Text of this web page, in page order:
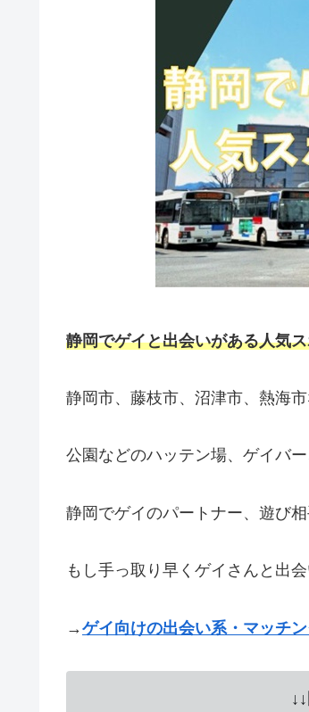
静岡でゲイと出会いがある人気
静岡市、藤枝市、沼津市、熱海
公園などのハッテン場、ゲイバ
静岡でゲイのパートナー、遊び
もし手っ取り早くゲイさんと出会
→ゲイ向けの出会い系・マッチ